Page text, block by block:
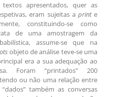
apresentados, quer as
eram sujeitas a printe
constituindo-se como
de uma amostragem da
assume-se que na
objeto de análise teve-se uma
era a sua adequação ao
Foram “printados” 200
ou não uma relação entre
também as conversas